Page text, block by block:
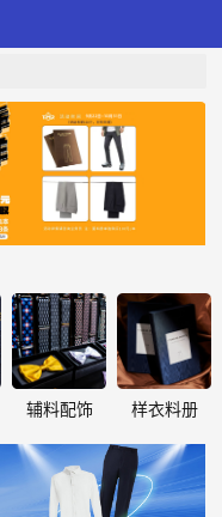
辅料配饰 样衣料册